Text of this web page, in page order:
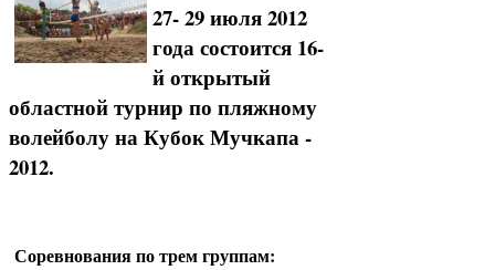
27- 29 июля 2012
года состоится 16-
й открытый
областной турнир по пляжному
волейболу на Кубок Мучкапа -
2012.
Соревнования по трем группам: